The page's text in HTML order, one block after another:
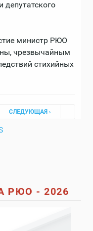
депутатского
министр РЮО
чрезвычайным
стихийных
СЛЕДУЮЩАЯ ›
РЮО - 2026